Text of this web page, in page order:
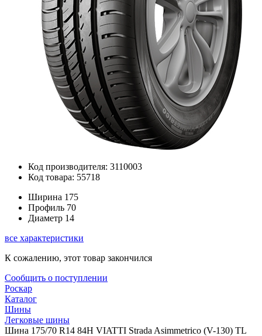
Код производителя: 3110003
Код товара: 55718
Ширина 175
Профиль 70
Диаметр 14
все характеристики
К сожалению, этот товар закончился
Сообщить о поступлении
Роскар
Каталог
Шины
Легковые шины
Шина 175/70 R14 84H VIATTI Strada Asimmetrico (V-130) TL